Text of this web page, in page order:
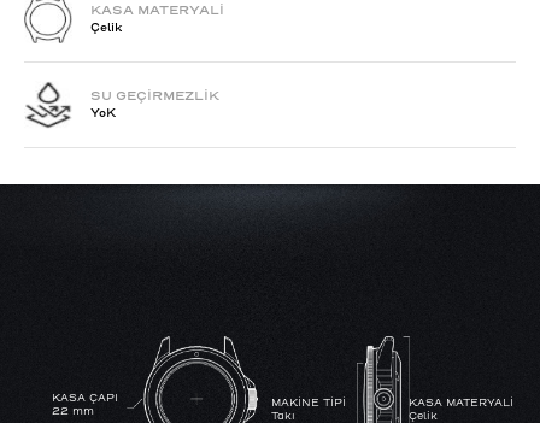
KASA MATERYALİ
Çelik
SU GEÇİRMEZLİK
YoK
KASA ÇAPI
22 mm
MAKİNE TİPİ
Takı
KASA MATERYALİ
Çelik